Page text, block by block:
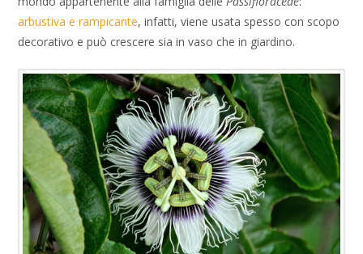
arbustiva e rampicante, infatti, viene usata spesso con scopo
decorativo e può crescere sia in vaso che in giardino.